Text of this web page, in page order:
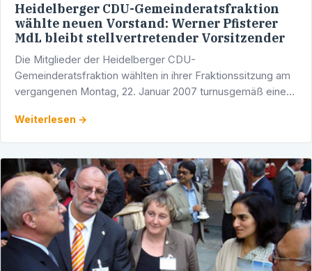
Heidelberger CDU-Gemeinderatsfraktion
wählte neuen Vorstand: Werner Pfisterer
MdL bleibt stellvertretender Vorsitzender
Die Mitglieder der Heidelberger CDU-
Gemeinderatsfraktion wählten in ihrer Fraktionssitzung am
vergangenen Montag, 22. Januar 2007 turnusgemäß einen
der seit den …
Weiterlesen →